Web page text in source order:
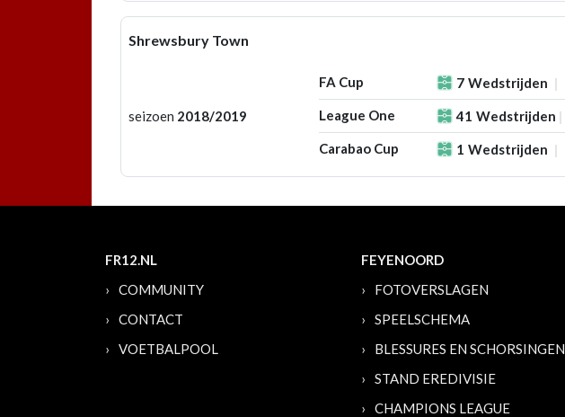
Shrewsbury Town
seizoen 2018/2019
FA Cup 7 Wedstrijden
League One 41 Wedstrijden
Carabao Cup 1 Wedstrijden
FR12.NL
COMMUNITY
CONTACT
VOETBALPOOL
FEYENOORD
FOTOVERSLAGEN
SPEELSCHEMA
BLESSURES EN SCHORSINGEN
STAND EREDIVISIE
CHAMPIONS LEAGUE